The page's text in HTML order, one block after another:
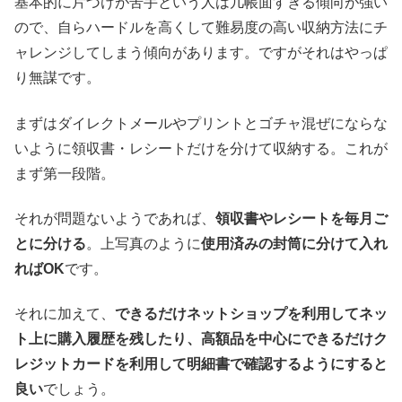
ので、自らハードルを高くして難易度の高い収納方法にチ
ャレンジしてしまう傾向があります。ですがそれはやっぱ
り無謀です。
まずはダイレクトメールやプリントとゴチャ混ぜにならな
いように領収書・レシートだけを分けて収納する。これが
まず第一段階。
それが問題ないようであれば、 領収書やレシートを毎月ご
とに分ける。上写真のように使用済みの封筒に分けて入れ
ればOKです。
それに加えて、 できるだけネットショップを利用してネッ
ト上に購入履歴を残したり、高額品を中心にできるだけク
レジットカードを利用して明細書で確認するようにすると
良いでしょう。